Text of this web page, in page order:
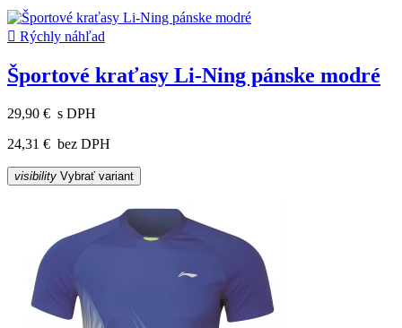
 Rýchly náhľad
Športové kraťasy Li-Ning pánske modré
29,90 € s DPH
24,31 € bez DPH
visibility Vybrať variant